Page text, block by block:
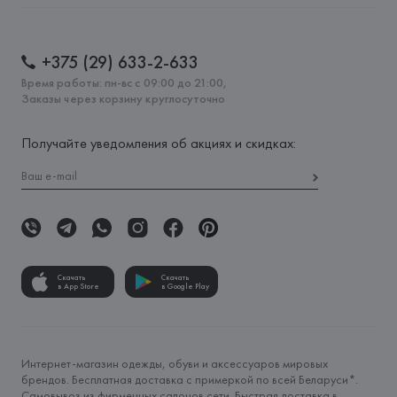
+375 (29) 633-2-633
Время работы: пн-вс с 09:00 до 21:00,
Заказы через корзину круглосуточно
Получайте уведомления об акциях и скидках:
Скачать
в App Store
Скачать
в Google Play
Интернет-магазин одежды, обуви и аксессуаров мировых
брендов. Бесплатная доставка с примеркой по всей Беларуси*.